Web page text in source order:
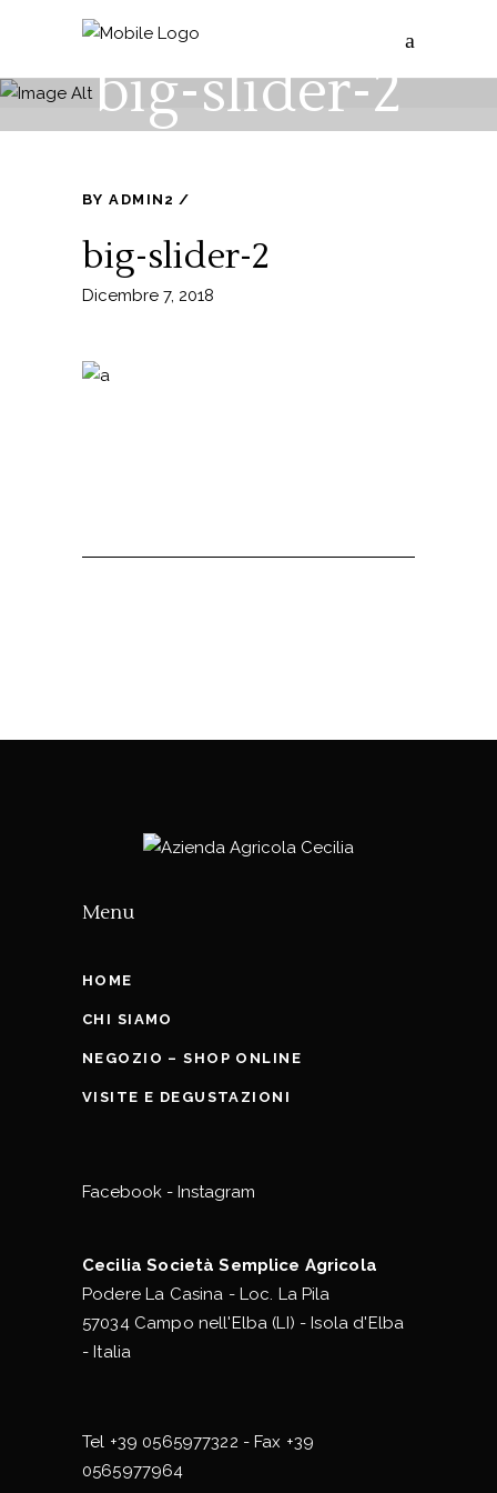
big-slider-2
BYADMIN2
big-slider-2
Dicembre 7, 2018
Menu
HOME
CHI SIAMO
NEGOZIO – SHOP ONLINE
VISITE E DEGUSTAZIONI
Facebook - Instagram
Cecilia Società Semplice Agricola
Podere La Casina - Loc. La Pila
57034 Campo nell'Elba (LI) - Isola d'Elba
- Italia
Tel +39 0565977322 - Fax +39
0565977964